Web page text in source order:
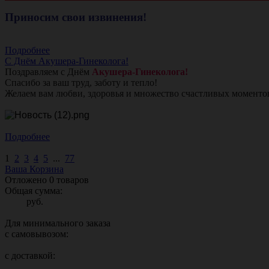
Приносим свои извинения!
Подробнее
С Днём Акушера-Гинеколога!
Поздравляем с Днём Акушера-Гинеколога!
Спасибо за ваш труд, заботу и тепло!
Желаем вам любви, здоровья и множество счастливых
Подробнее
1 2 3 4 5 ... 77
Ваша Корзина
Отложено 0 товаров
Общая сумма:
руб.
Для минимального заказа
с самовывозом:
с доставкой: